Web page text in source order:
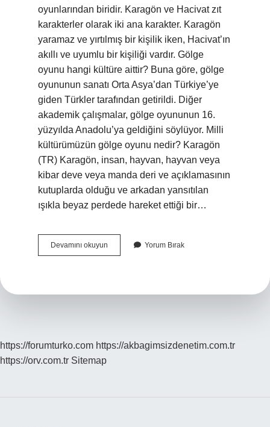
oyunlarından biridir. Karagön ve Hacivat zıt
karakterler olarak iki ana karakter. Karagön
yaramaz ve yırtılmış bir kişilik iken, Hacivat’ın
akıllı ve uyumlu bir kişiliği vardır. Gölge
oyunu hangi kültüre aittir? Buna göre, gölge
oyununun sanatı Orta Asya’dan Türkiye’ye
giden Türkler tarafından getirildi. Diğer
akademik çalışmalar, gölge oyununun 16.
yüzyılda Anadolu’ya geldiğini söylüyor. Milli
kültürümüzün gölge oyunu nedir? Karagön
(TR) Karagön, insan, hayvan, hayvan veya
kibar deve veya manda deri ve açıklamasının
kutuplarda olduğu ve arkadan yansıtılan
ışıkla beyaz perdede hareket ettiği bir…
Devamını okuyun
Gölge
Yorum Bırak
https://forumturko.com https://akbagimsizdenetim.com.tr
https://orv.com.tr Sitemap